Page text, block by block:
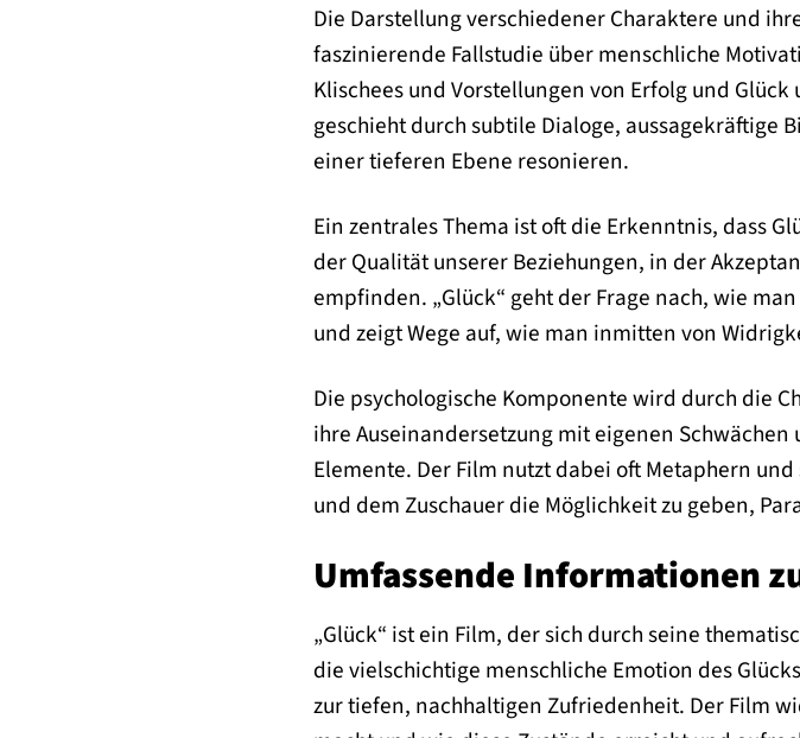
Die Darstellung verschiedener Charaktere und
faszinierende Fallstudie über menschliche
Klischees und Vorstellungen von Erfolg und
geschieht durch subtile Dialoge,
einer tieferen Ebene resonieren.
Ein zentrales Thema ist oft die Erkenntnis, dass
der Qualität unserer Beziehungen, in der
empfinden. „Glück“ geht der Frage nach, wie
und zeigt Wege auf, wie man inmitten von
Die psychologische Komponente wird durch die
ihre Auseinandersetzung mit eigenen
Elemente. Der Film nutzt dabei oft Metaphern
und dem Zuschauer die Möglichkeit zu geben,
Umfassende Informationen
„Glück“ ist ein Film, der sich durch seine
die vielschichtige menschliche Emotion des
zur tiefen, nachhaltigen Zufriedenheit. Der Film